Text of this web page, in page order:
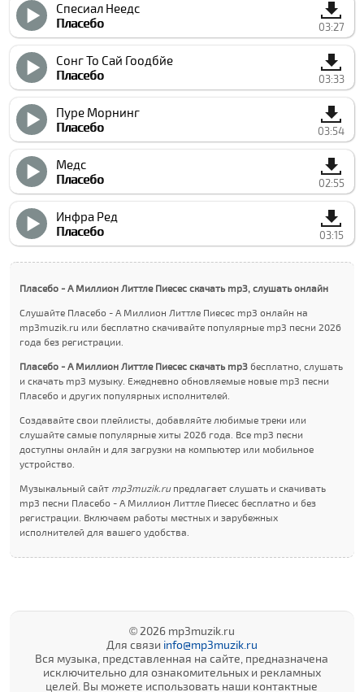
Спеcиал Неедс
Плаcебо
03:27
Сонг То Сай Гоодбйе
Плаcебо
03:33
Пуре Морнинг
Плаcебо
03:54
Медс
Плаcебо
02:55
Инфра Ред
Плаcебо
03:15
Плаcебо - А Миллион Литтле Пиеcес скачать mp3, слушать онлайн
Слушайте Плаcебо - А Миллион Литтле Пиеcес mp3 онлайн на
mp3muzik.ru или бесплатно скачивайте популярные mp3 песни 2026
года без регистрации.
Плаcебо - А Миллион Литтле Пиеcес скачать mp3 бесплатно, слушать
и скачать mp3 музыку. Ежедневно обновляемые новые mp3 песни
Плаcебо и других популярных исполнителей.
Создавайте свои плейлисты, добавляйте любимые треки или
слушайте самые популярные хиты 2026 года. Все mp3 песни
доступны онлайн и для загрузки на компьютер или мобильное
устройство.
Музыкальный сайт mp3muzik.ruпредлагает слушать и скачивать
mp3 песни Плаcебо - А Миллион Литтле Пиеcес бесплатно и без
регистрации. Включаем работы местных и зарубежных
исполнителей для вашего удобства.
© 2026 mp3muzik.ru
Для связи info@mp3muzik.ru
Вся музыка, представленная на сайте, предназначена
исключительно для ознакомительных и рекламных
целей. Вы можете использовать наши контактные